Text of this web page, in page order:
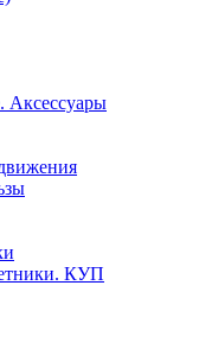
КУП